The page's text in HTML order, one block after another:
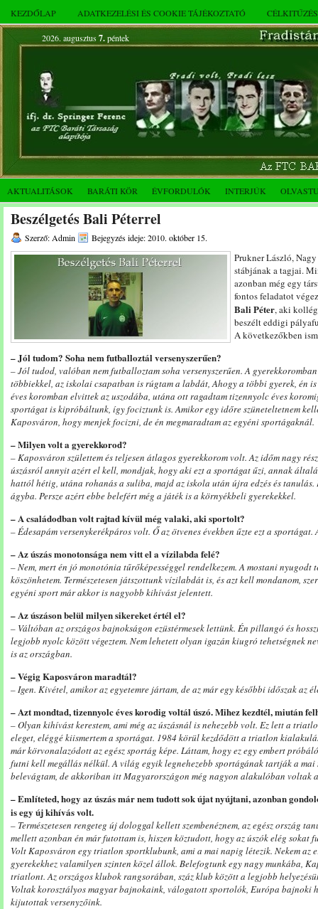
KEZDŐLAP ADATKEZELÉSI ÉS COOKIE TÁJÉKOZTATÓ
2026. augusztus 7.péntek
AKTUALITÁSOK BARÁTI KÖR ÉVFORDULÓK INTERJÚK
Beszélgetés Bali Péterrel
Szerző: Admin Bejegyzés ideje: 2010. október 15.
Prukner László,
stábjának a tagjai.
azonban még egy
fontos feladatot
Bali Péter, aki
beszélt eddigi
A következőkben
– Jól tudom? Soha nem futballoztál versenyszerűen?
– Jól tudod, valóban nem futballoztam soha versenyszerűen. A
többiekkel, az iskolai csapatban is rúgtam a labdát, Ahogy a többi gyerek, én is
éves koromban elvittek az uszodába, utána ott ragadtam tizennyolc éves
sportágat is kipróbáltunk, így fociztunk is. Amikor egy időre szüneteltetnem
Kaposváron, hogy menjek focizni, de én megmaradtam az egyéni sportágaknál.
– Milyen volt a gyerekkorod?
– Kaposváron születtem és teljesen átlagos gyerekkorom volt. Az időm nagy
úszásról annyit azért el kell, mondjak, hogy aki ezt a sportágat űzi, annak
hattól hétig, utána rohanás a suliba, majd az iskola után újra edzés és
ágyba. Persze azért ebbe belefért még a játék is a környékbeli gyerekekkel.
– A családodban volt rajtad kívül még valaki, aki sportolt?
– Édesapám versenykerékpáros volt. Ő az ötvenes években űzte ezt a
– Az úszás monotonsága nem vitt el a vízilabda felé?
– Nem, mert én jó monotónia tűrőképességgel rendelkezem. A mostani nyugodt
köszönhetem. Természetesen játszottunk vízilabdát is, és azt kell mondanom,
egyéni sport már akkor is nagyobb kihívást jelentett.
– Az úszáson belül milyen sikereket értél el?
– Váltóban az országos bajnokságon ezüstérmesek lettünk. Én pillangó és
legjobb nyolc között végeztem. Nem lehetett olyan igazán kiugró tehetségnek
is az országban.
– Végig Kaposváron maradtál?
– Igen. Kivétel, amikor az egyetemre jártam, de az már egy későbbi időszak az
– Azt mondtad, tizennyolc éves korodig voltál úszó. Mihez kezdtél, miután
– Olyan kihívást kerestem, ami még az úszásnál is nehezebb volt. Ez lett a
eleget, eléggé kiismertem a sportágat. 1984 körül kezdődött a triatlon
már körvonalazódott az egész sportág képe. Láttam, hogy ez egy embert
futni kell megállás nélkül. A világ egyik legnehezebb sportágának tartják a mai
belevágtam, de akkoriban itt Magyarországon még nagyon alakulóban voltak
– Említeted, hogy az úszás már nem tudott sok újat nyújtani, azonban
is egy új kihívás volt.
– Természetesen rengeteg új dologgal kellett szembenéznem, az egész ország
mellett azonban én már futottam is, hiszen köztudott, hogy az úszók elég sokat
Volt Kaposváron egy triatlon sportklubunk, ami a mai napig létezik. Nekem az
gyerekekhez valamilyen szinten közel állok. Belefogtunk egy nagy munkába,
triatlont. Az országos klubok rangsorában, száz klub között a legjobb
Voltak korosztályos magyar bajnokaink, válogatott sportolók, Európa bajnoki
kijutottak versenyzőink.